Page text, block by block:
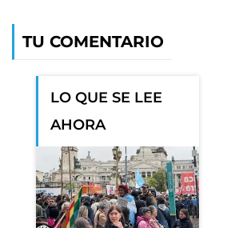
TU COMENTARIO
LO QUE SE LEE
AHORA